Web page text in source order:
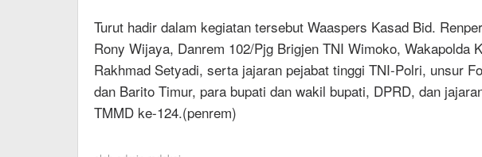
Turut hadir dalam kegiatan tersebut Waaspers Kasad Bid.
Rony Wijaya, Danrem 102/Pjg Brigjen TNI Wimoko, Wakapolda
Rakhmad Setyadi, serta jajaran pejabat tinggi TNI-Polri, unsur
dan Barito Timur, para bupati dan wakil bupati, DPRD, dan
TMMD ke-124.(penrem)